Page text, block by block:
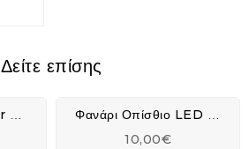
Δείτε επίσης
Φανάρι RFR Power Lighting Set USB - 14316 Φανάρι Οπίσθιο LED SELECTA
10,00€